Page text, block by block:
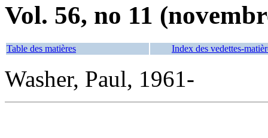
Vol. 56, no 11
Table des matières Index des vedettes-
Washer, Paul, 1961-